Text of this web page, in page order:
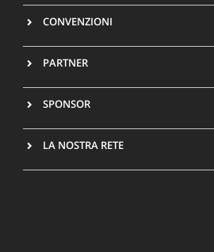
CONVENZIONI
PARTNER
SPONSOR
LA NOSTRA RETE